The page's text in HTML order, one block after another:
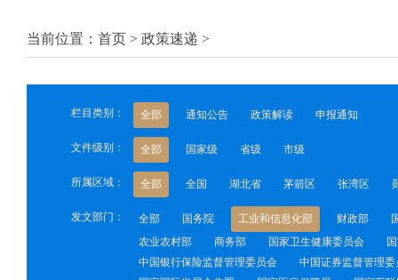
当前位置：首页 > 政策速递 >
栏目类别： 全部 通知公告 政策解读 申报通知
文件级别： 全部 国家级 省级 市级
所属区域： 全部 全国 湖北省 茅箭区 张湾区
发文部门： 全部 国务院 工业和信息化部 财政部
农业农村部
商务部 国家卫生健康委员会
中国银行保险监督管理委员会
中国证券监督管理委